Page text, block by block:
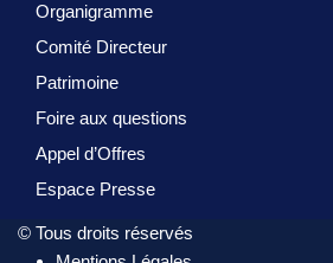
Organigramme
Comité Directeur
Patrimoine
Foire aux questions
Appel d’Offres
Espace Presse
© Tous droits réservés